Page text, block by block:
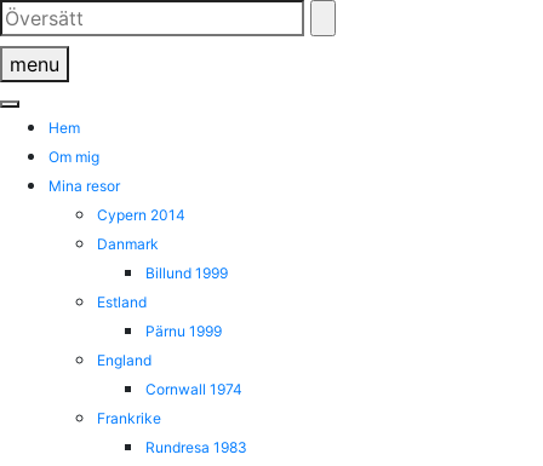
Skip
to
content
menu
Hem
Om mig
Mina resor
Cypern 2014
Danmark
Billund 1999
Estland
Pärnu 1999
England
Cornwall 1974
Frankrike
Rundresa 1983